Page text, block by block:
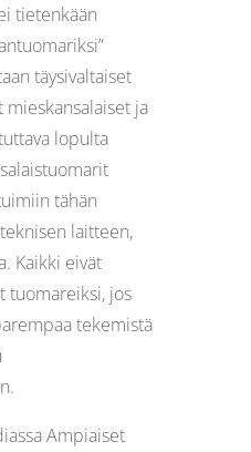
tietenkään
täysivaltaiset
ja
lopulta
tähän
laitteen,
Kaikki eivät
tuomareiksi, jos
tekemistä
Ampiaiset